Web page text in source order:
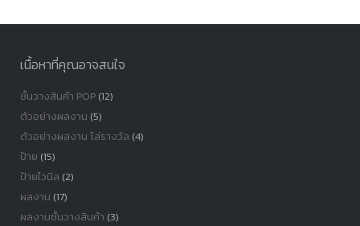
เนื้อหาที่คุณอาจสนใจ
ชั้นวางสินค้า POP(12)
ตัวอย่างผลงาน (5)
ตัวอย่างผลงาน โล่รางวัล (4)
ป้าย (15)
ป้ายไวนิล (2)
ผลงาน (17)
ผลงานชั้นวางสินค้า (3)